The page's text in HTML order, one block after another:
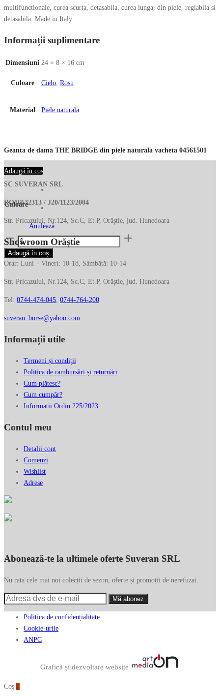
multifunctionale, curea scurta, detasabila, curea lunga, din piele, reglabila si
detasabila. Made in Italy
Informații suplimentare
Dimensiuni 24 × 8 × 16 cm
Culoare Cielo, Rosu
Material Piele naturala
Geanta de dama THE BRIDGE din piele naturala vacheta 04561501
Adaugă în coș
Culoare
Anulează
Cantitate
Geanta
de
THE
din
piele
vacheta
Adaugă în coș
SC SUVERAN SRL
RO16632313 / J20/1123/2004
Str. Pricazului, Nr.124, Sc.C, Et.P, Orăștie, jud. Hunedoara
Showroom Orăștie
Orar: Luni – Vineri: 10-18, Sâmbătă: 10-14
Str. Pricazului, Nr.124, Sc.C, Et.P, Orăștie, jud. Hunedoara
Tel: 0744-474-045; 0744-764-200
suveran_borse@yahoo.com
Informații utile
Termeni și condiții
Politica de rambursări și returnări
Cum plătesc?
Cum cumpăr?
Informatii Ordin 225/2023
Contul meu
Detalii cont
Comenzi
Wishlist
Adrese
Abonează-te la ultimele oferte Suveran SRL
Nu rata cele mai noi colecții de sezon, oferte și promoții de nerefuzat.
Politica de confidențialitate
Cookie-urile
ANPC
Graficã și dezvoltare website
Coș